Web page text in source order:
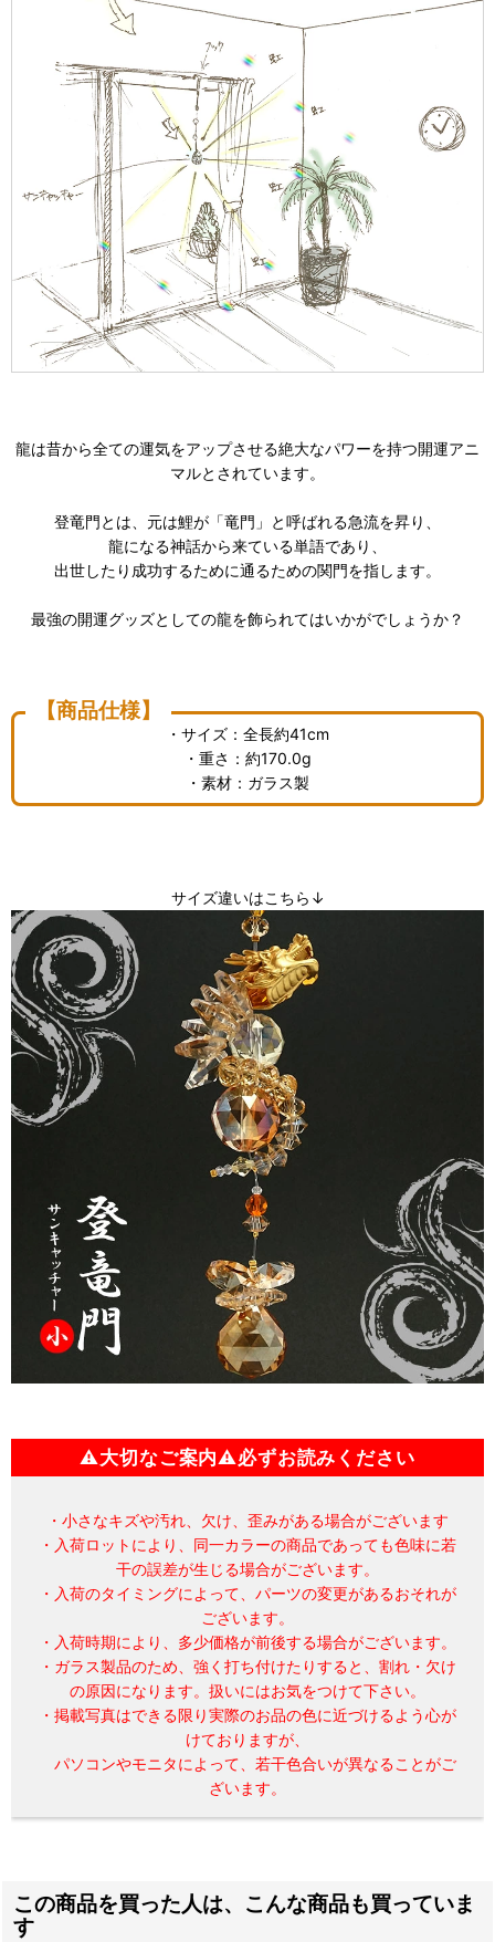
龍は昔から全ての運気をアップさせる絶大なパワーを持つ開運アニ
マルとされています。
登竜門とは、元は鯉が「竜門」と呼ばれる急流を昇り、
龍になる神話から来ている単語であり、
出世したり成功するために通るための関門を指します。
最強の開運グッズとしての龍を飾られてはいかがでしょうか？
【商品仕様】
・サイズ：全長約41cm
・重さ：約170.0g
・素材：ガラス製
サイズ違いはこちら↓
⚠大切なご案内⚠必ずお読みください
・小さなキズや汚れ、欠け、歪みがある場合がございます
・入荷ロットにより、同一カラーの商品であっても色味に若
干の誤差が生じる場合がございます。
・入荷のタイミングによって、パーツの変更があるおそれが
ございます。
・入荷時期により、多少価格が前後する場合がございます。
・ガラス製品のため、強く打ち付けたりすると、割れ・欠け
の原因になります。扱いにはお気をつけて下さい。
・掲載写真はできる限り実際のお品の色に近づけるよう心が
けておりますが、
パソコンやモニタによって、若干色合いが異なることがご
ざいます。
この商品を買った人は、こんな商品も買っていま
す